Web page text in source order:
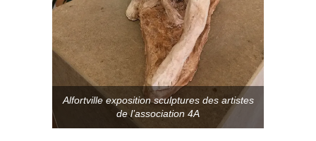
Alfortville exposition sculptures des artistes
de l’association 4A